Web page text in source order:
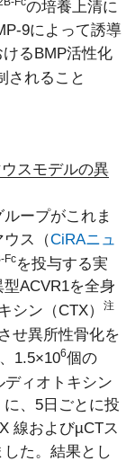
の培養上清に
9によって誘導
るBMP活性化
されること
スモデルの異
ープがこれま
ウス（CiRAニュ
Fcを投与する実
ACVR1を全身
シン（CTX）注
せ異所性骨化を
1.5×106個の
ディオトキシン
、5日ごとに投
線およびµCTス
た。結果とし